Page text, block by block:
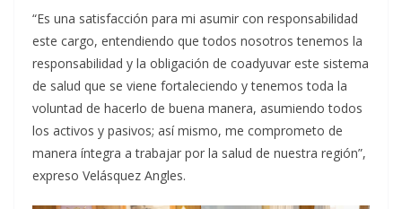
“Es una satisfacción para mi asumir con responsabilidad
este cargo, entendiendo que todos nosotros tenemos la
responsabilidad y la obligación de coadyuvar este sistema
de salud que se viene fortaleciendo y tenemos toda la
voluntad de hacerlo de buena manera, asumiendo todos
los activos y pasivos; así mismo, me comprometo de
manera íntegra a trabajar por la salud de nuestra región”,
expreso Velásquez Angles.